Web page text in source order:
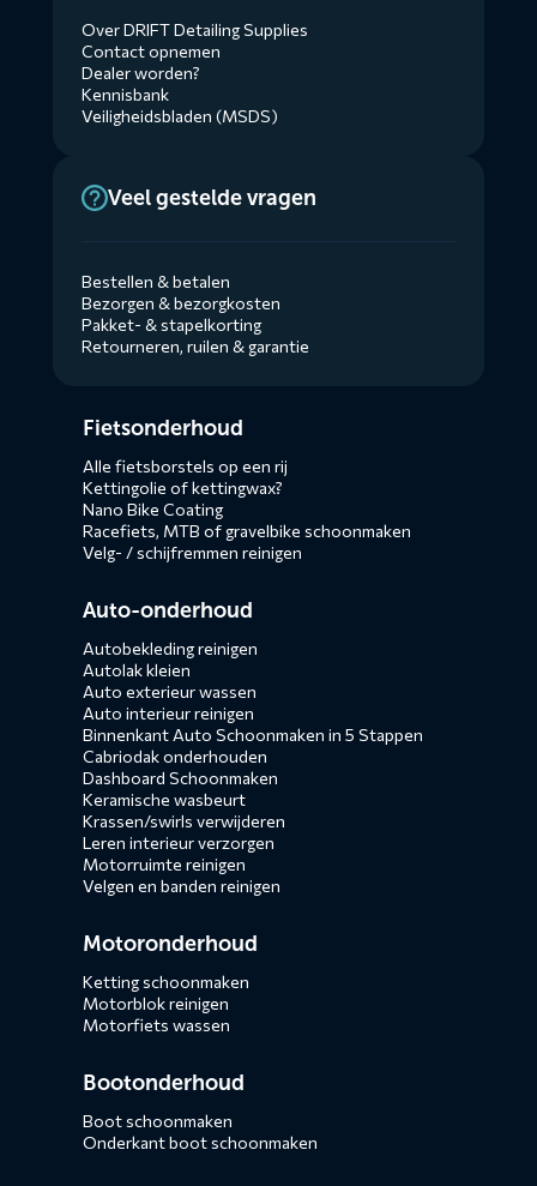
Over DRIFT Detailing Supplies
Contact opnemen
Dealer worden?
Kennisbank
Veiligheidsbladen (MSDS)
Veel gestelde vragen
Bestellen & betalen
Bezorgen & bezorgkosten
Pakket- & stapelkorting
Retourneren, ruilen & garantie
menusFietsonderhoud
Alle fietsborstels op een rij
Kettingolie of kettingwax?
Nano Bike Coating
Racefiets, MTB of gravelbike schoonmaken
Velg- / schijfremmen reinigen
Auto-onderhoud
Autobekleding reinigen
Autolak kleien
Auto exterieur wassen
Auto interieur reinigen
Binnenkant Auto Schoonmaken in 5 Stappen
Cabriodak onderhouden
Dashboard Schoonmaken
Keramische wasbeurt
Krassen/swirls verwijderen
Leren interieur verzorgen
Motorruimte reinigen
Velgen en banden reinigen
Motoronderhoud
Ketting schoonmaken
Motorblok reinigen
Motorfiets wassen
Bootonderhoud
Boot schoonmaken
Onderkant boot schoonmaken